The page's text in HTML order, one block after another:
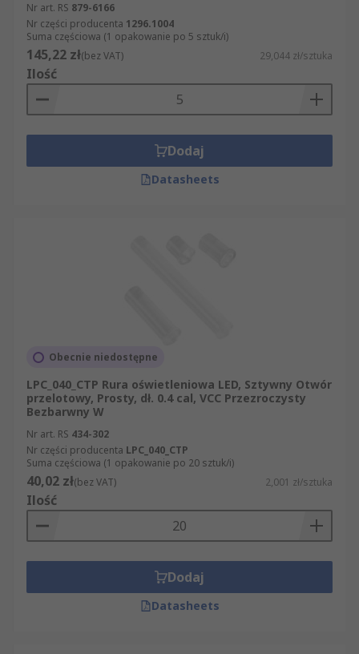
Nr art. RS 879-6166
Nr części producenta 1296.1004
Suma częściowa (1 opakowanie po 5 sztuk/i)
145,22 zł(bez VAT) 29,044 zł/sztuka
Ilość
Dodaj
Datasheets
Obecnie niedostępne
LPC_040_CTP Rura oświetleniowa LED, Sztywny Otwór
przelotowy, Prosty, dł. 0.4 cal, VCC Przezroczysty
Bezbarwny W
Nr art. RS 434-302
Nr części producenta LPC_040_CTP
Suma częściowa (1 opakowanie po 20 sztuk/i)
40,02 zł(bez VAT) 2,001 zł/sztuka
Ilość
Dodaj
Datasheets